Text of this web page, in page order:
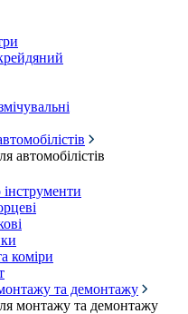
автомобілістів
коміри
та демонтажу
монтажу та демонтажу